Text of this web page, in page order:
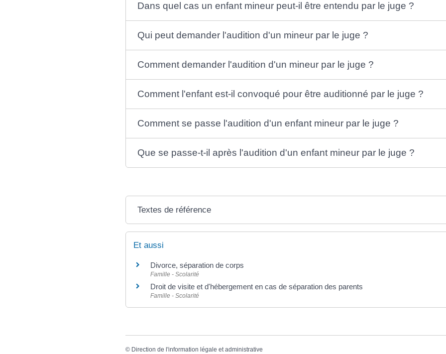
Dans quel cas un enfant mineur peut-il être entendu par le juge ?
Qui peut demander l'audition d'un mineur par le juge ?
Comment demander l'audition d'un mineur par le juge ?
Comment l'enfant est-il convoqué pour être auditionné par le juge ?
Comment se passe l'audition d'un enfant mineur par le juge ?
Que se passe-t-il après l'audition d'un enfant mineur par le juge ?
Textes de référence
Et aussi
Divorce, séparation de corps
Famille - Scolarité
Droit de visite et d'hébergement en cas de séparation des parents
Famille - Scolarité
© Direction de l'information légale et administrative